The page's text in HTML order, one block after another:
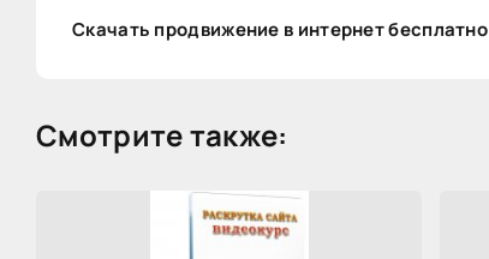
Скачать продвижение в интернет бесплатно
Смотрите также: